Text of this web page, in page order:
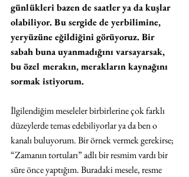
günlükleri bazen de saatler ya da kuşlar
olabiliyor. Bu sergide de yerbilimine,
yeryüzüne eğildiğini görüyoruz. Bir
sabah buna uyanmadığını varsayarsak,
bu özel merakın, merakların kaynağını
sormak istiyorum.
İlgilendiğim meseleler birbirlerine çok farklı
düzeylerde temas edebiliyorlar ya da ben o
kanalı buluyorum. Bir örnek vermek gerekirse;
“Zamanın tortuları” adlı bir resmim vardı bir
süre önce yaptığım. Buradaki mesele, resme